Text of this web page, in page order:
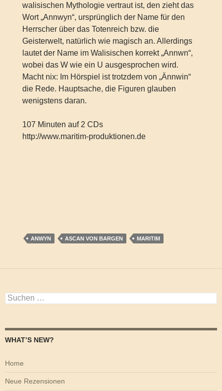
walisischen Mythologie vertraut ist, den zieht das
Wort „Annwyn“, ursprünglich der Name für den
Herrscher über das Totenreich bzw. die
Geisterwelt, natürlich wie magisch an. Allerdings
lautet der Name im Walisischen korrekt „Annwn“,
wobei das W wie ein U ausgesprochen wird.
Macht nix: Im Hörspiel ist trotzdem von „Ännwin“
die Rede. Hauptsache, die Figuren glauben
wenigstens daran.
107 Minuten auf 2 CDs
http://www.maritim-produktionen.de
ANWYN ASCAN VON BARGEN MARITIM
Suchen
nach:
WHAT’S NEW?
Home
Neue Rezensionen